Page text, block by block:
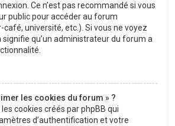
Ce n’est pas recommandé si vous
public pour accéder au forum
université, etc.). Si vous ne voyez
signifie qu’un administrateur du forum a
les cookies du forum » ?
cookies créés par phpBB qui
d’authentification et votre